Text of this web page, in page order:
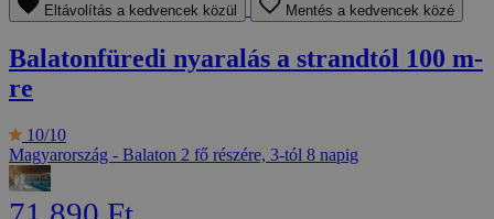
Eltávolítás a kedvencek közül Mentés a kedvencek közé
Balatonfüredi nyaralás a strandtól 100 m-
re
10/10
Magyarország - Balaton 2 fő részére, 3-tól 8 napig